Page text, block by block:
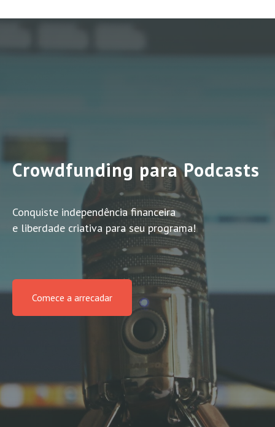
Crowdfunding para Podcasts
Conquiste independência financeira
e liberdade criativa para seu programa!
Comece a arrecadar